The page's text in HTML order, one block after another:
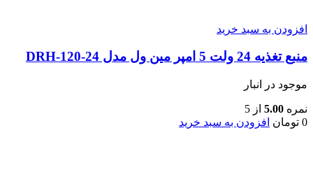
افزودن به سبد خرید
منبع تغذیه 24 ولت 5 امپر مین ول مدل DRH-120-24
موجود در انبار
نمره 5.00 از 5
0 تومان افزودن به سبد خرید